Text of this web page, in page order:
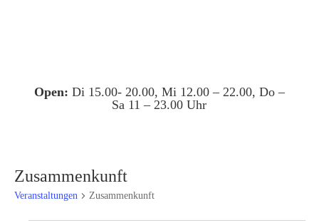
Open: Di 15.00- 20.00, Mi 12.00 – 22.00, Do –
Sa 11 – 23.00 Uhr
Zusammenkunft
Veranstaltungen Zusammenkunft